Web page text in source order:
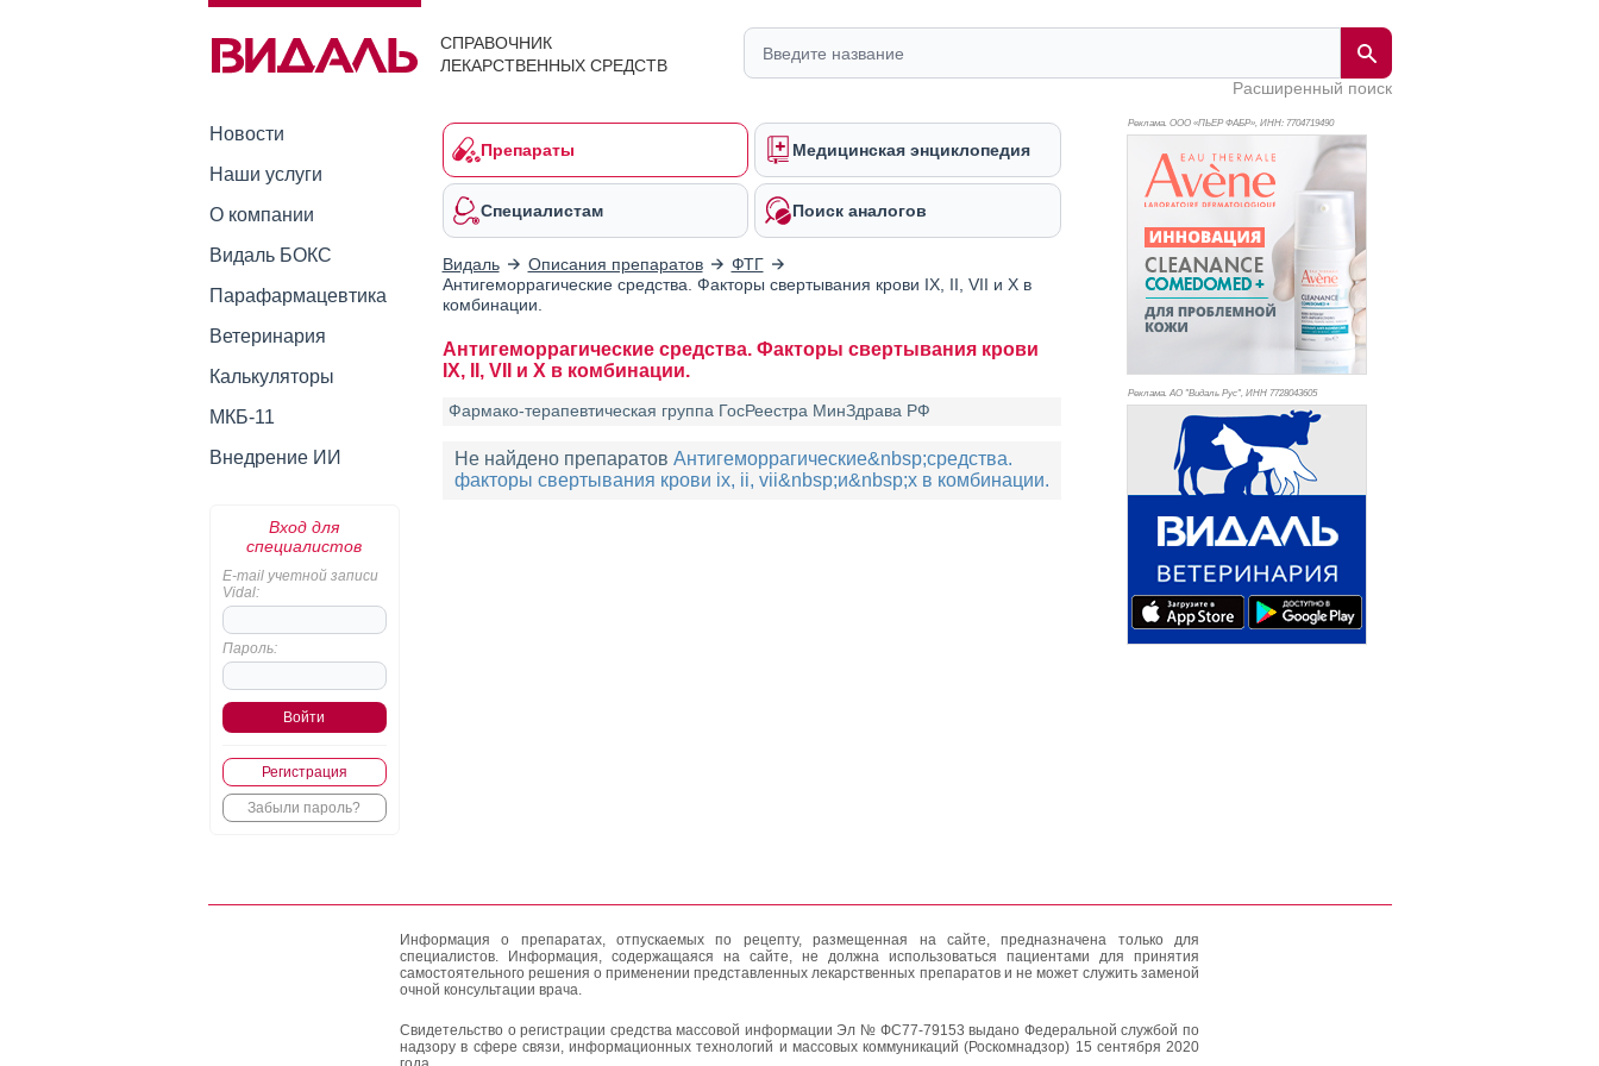
СПРАВОЧНИК
ЛЕКАРСТВЕННЫХ СРЕДСТВ
Расширенный поиск
Новости
Наши услуги
О компании
Видаль БОКС
Парафармацевтика
Ветеринария
Калькуляторы
МКБ-11
Внедрение ИИ
Вход для
специалистов
E-mail учетной записи
Vidal:
Пароль:
Регистрация
Забыли пароль?
Препараты Медицинская энциклопедия
Специалистам Поиск аналогов
Видаль Описания препаратов
ФТГ
Антигеморрагические средства. Факторы свертывания крови IX, II, VII и X в
комбинации.
Антигеморрагические средства. Факторы свертывания крови
IX, II, VII и X в комбинации.
Фармако-терапевтическая группа ГосРеестра МинЗдрава РФ
Не найдено препаратов Антигеморрагические&nbsp;средства.
факторы свертывания крови ix, ii, vii&nbsp;и&nbsp;x в комбинации.
Реклама. ООО «ПЬЕР ФАБР», ИНН: 7704719490
Реклама. АО "Видаль Рус", ИНН 7728043605
Информация о препаратах, отпускаемых по рецепту, размещенная на сайте, предназначена только для
специалистов. Информация, содержащаяся на сайте, не должна использоваться пациентами для принятия
самостоятельного решения о применении представленных лекарственных препаратов и не может служить заменой
очной консультации врача.
Свидетельство о регистрации средства массовой информации Эл № ФС77-79153 выдано Федеральной службой по
надзору в сфере связи, информационных технологий и массовых коммуникаций (Роскомнадзор) 15 сентября 2020